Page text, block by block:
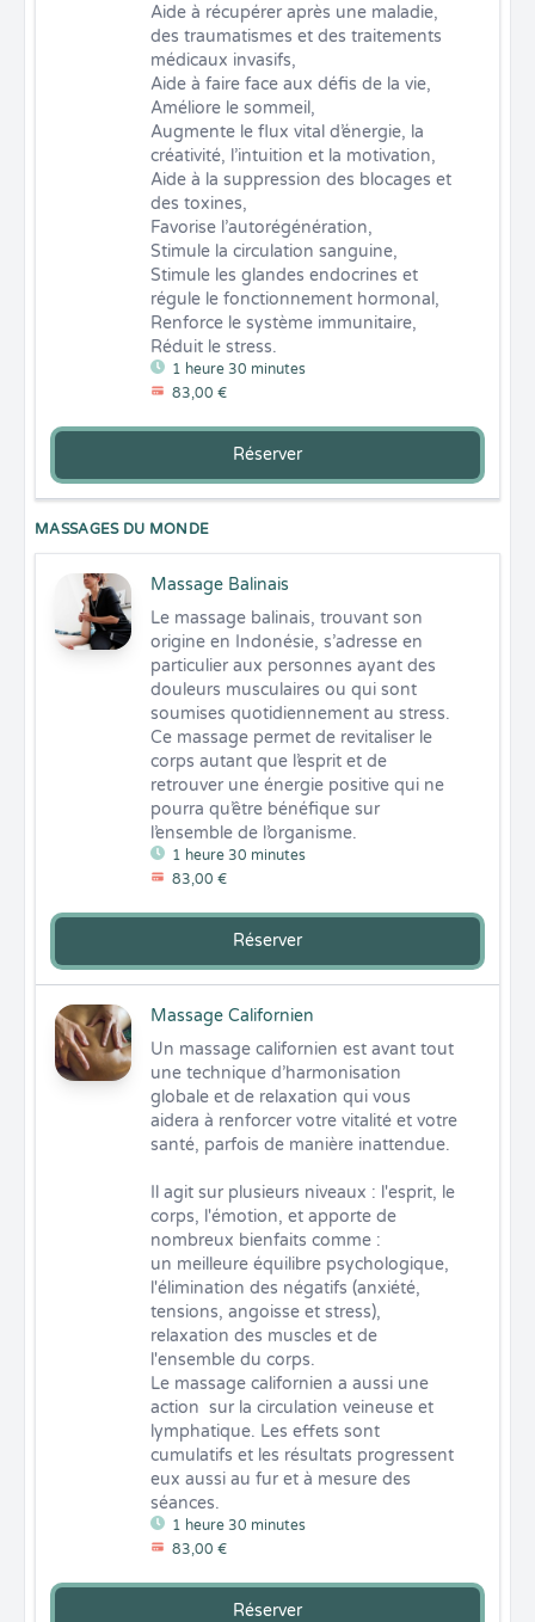
1 heure 30 minutes
83,00 €
Aide à récupérer après une maladie,
des traumatismes et des traitements
médicaux invasifs,
Aide à faire face aux défis de la vie,
Améliore le sommeil,
Augmente le flux vital d’énergie, la
créativité, l’intuition et la motivation,
Aide à la suppression des blocages et
des toxines,
Favorise l’autorégénération,
Stimule la circulation sanguine,
Stimule les glandes endocrines et
régule le fonctionnement hormonal,
Renforce le système immunitaire,
Réduit le stress.
Réserver
MASSAGES DU MONDE
Massage Balinais
1 heure 30 minutes
83,00 €
Le massage balinais, trouvant son
origine en Indonésie, s’adresse en
particulier aux personnes ayant des
douleurs musculaires ou qui sont
soumises quotidiennement au stress.
Ce massage permet de revitaliser le
corps autant que l’esprit et de
retrouver une énergie positive qui ne
pourra qu’être bénéfique sur
l’ensemble de l’organisme.
Réserver
Massage Californien
1 heure 30 minutes
83,00 €
Un massage californien est avant tout
une technique d’harmonisation
globale et de relaxation qui vous
aidera à renforcer votre vitalité et votre
santé, parfois de manière inattendue.
Il agit sur plusieurs niveaux : l'esprit, le
corps, l'émotion, et apporte de
nombreux bienfaits comme :
un meilleure équilibre psychologique,
l'élimination des négatifs (anxiété,
tensions, angoisse et stress),
relaxation des muscles et de
l'ensemble du corps.
Le massage californien a aussi une
action  sur la circulation veineuse et
lymphatique. Les effets sont
cumulatifs et les résultats progressent
eux aussi au fur et à mesure des
séances.
Réserver